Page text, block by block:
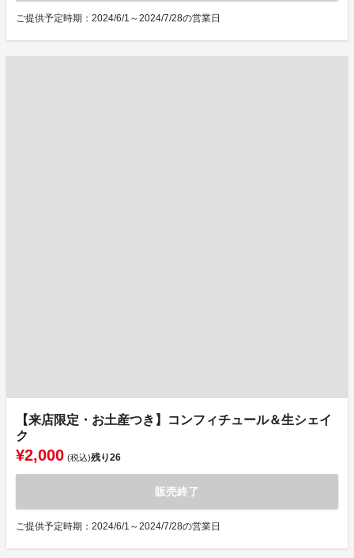
ご提供予定時期：2024/6/1～2024/7/28の営業日
【来店限定・お土産つき】コンフィチュール＆生シェイ
ク
¥2,000 (税込)残り26
販売終了
ご提供予定時期：2024/6/1～2024/7/28の営業日